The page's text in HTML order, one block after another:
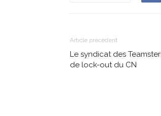
Article précédent
Le syndicat des
de lock-out du CN